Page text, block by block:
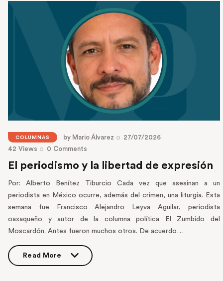
COLUMNAS by Mario Álvarez
27/07/2026
42 Views 0 Comments
El periodismo y la libertad de expresión
Por: Alberto Benítez Tiburcio Cada vez que asesinan a un
periodista en México ocurre, además del crimen, una liturgia. Esta
semana fue Francisco Alejandro Leyva Aguilar, periodista
oaxaqueño y autor de la columna política El Zumbido del
Moscardón. Antes fueron muchos otros. De acuerdo…
Read More